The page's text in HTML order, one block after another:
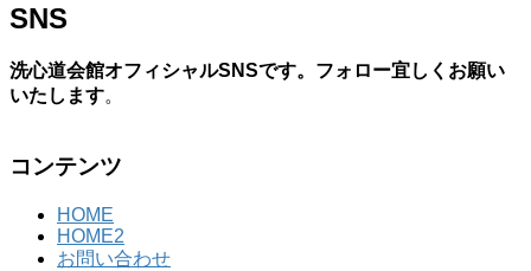
SNS
洗心道会館オフィシャルSNSです。フォロー宜しくお願い
いたします。
コンテンツ
HOME
HOME2
お問い合わせ